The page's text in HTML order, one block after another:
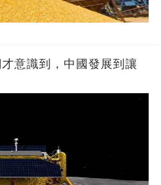
意識到，中國發展到讓